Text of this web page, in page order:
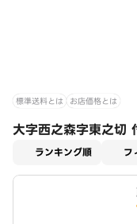
標準送料とは お店価格とは
大字西之森字東之切
ランキング順 フ